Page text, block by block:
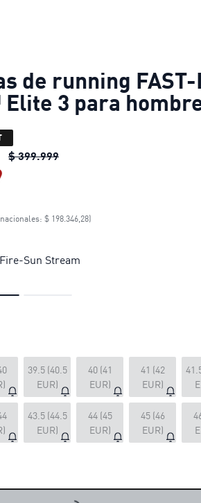
de running FAST-
Elite 3 para
$ 399.999Zapatillas de running
Zapatillas de running
$ 198.346,28)
Sun Stream
39.5 (40.5
EUR)
40 (41
EUR)
41 (42
EUR)
43.5 (44.5
EUR)
44 (45
EUR)
45 (46
EUR)